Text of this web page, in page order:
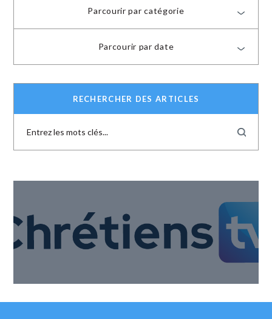
Parcourir par catégorie
Parcourir par date
RECHERCHER DES ARTICLES